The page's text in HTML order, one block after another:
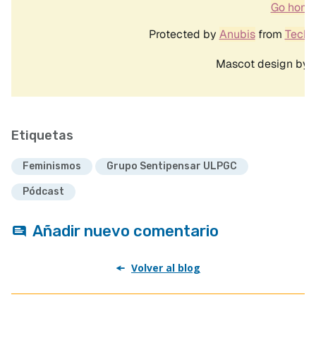
Etiquetas
Feminismos Grupo Sentipensar ULPGC
Pódcast
Añadir nuevo comentario
Volver al blog